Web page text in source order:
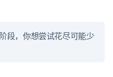
段，你想尝试花尽可能少